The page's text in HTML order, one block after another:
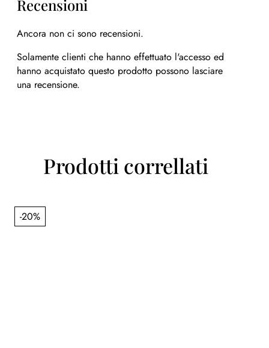
Recensioni
Ancora non ci sono recensioni.
Solamente clienti che hanno effettuato l'accesso ed
hanno acquistato questo prodotto possono lasciare
una recensione.
Prodotti correllati
-20%